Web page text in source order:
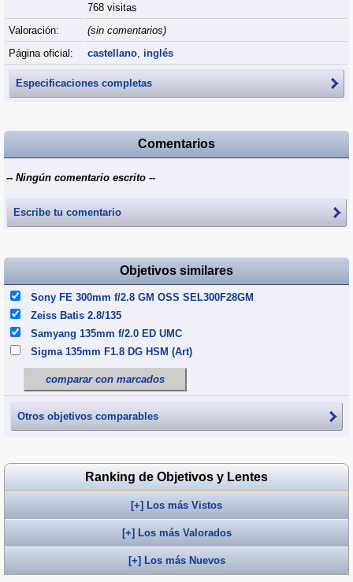
768 visitas
Valoración:
(sin comentarios)
Página oficial:
castellano, inglés
Especificaciones completas
Comentarios
-- Ningún comentario escrito --
Escribe tu comentario
Objetivos similares
Sony FE 300mm f/2.8 GM OSS SEL300F28GM
Zeiss Batis 2.8/135
Samyang 135mm f/2.0 ED UMC
Sigma 135mm F1.8 DG HSM (Art)
comparar con marcados
Otros objetivos comparables
Ranking de Objetivos y Lentes
[+] Los más Vistos
[+] Los más Valorados
[+] Los más Nuevos